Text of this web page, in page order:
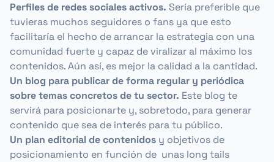
Perfiles de redes sociales activos. Sería preferible que
tuvieras muchos seguidores o fans ya que esto
facilitaría el hecho de arrancar la estrategia con una
comunidad fuerte y capaz de viralizar al máximo los
contenidos. Aún así, es mejor la calidad a la cantidad.
Un blog para publicar de forma regular y periódica
sobre temas concretos de tu sector. Este blog te
servirá para posicionarte y, sobretodo, para generar
contenido que sea de interés para tu público.
Un plan editorial de contenidos y objetivos de
posicionamiento en función de unas long tails